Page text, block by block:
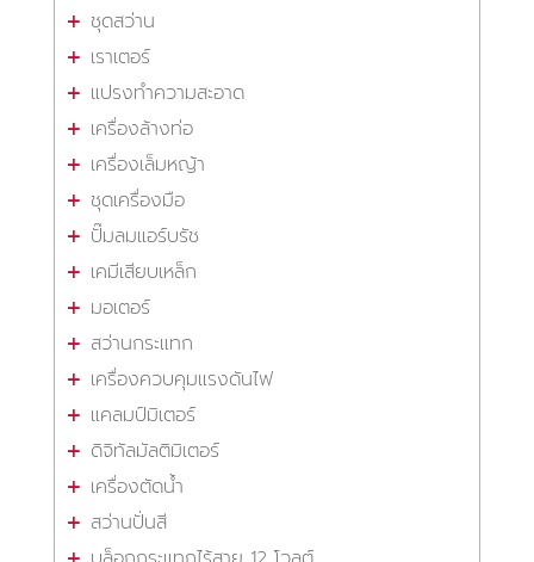
ชุดสว่าน
เราเตอร์
แปรงทำความสะอาด
เครื่องล้างท่อ
เครื่องเล็มหญ้า
ชุดเครื่องมือ
ปั๊มลมแอร์บรัช
เคมีเสียบเหล็ก
มอเตอร์
สว่านกระแทก
เครื่องควบคุมแรงดันไฟ
แคลมป์มิเตอร์
ดิจิทัลมัลติมิเตอร์
เครื่องตัดน้ำ
สว่านปั่นสี